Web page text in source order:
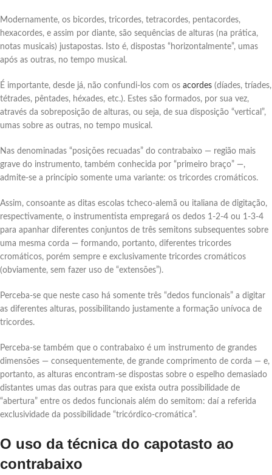
Modernamente, os bicordes, tricordes, tetracordes, pentacordes,
hexacordes, e assim por diante, são sequências de alturas (na prática,
notas musicais) justapostas. Isto é, dispostas “horizontalmente”, umas
após as outras, no tempo musical.
É importante, desde já, não confundi-los com os acordes (díades, tríades,
tétrades, pêntades, héxades, etc.). Estes são formados, por sua vez,
através da sobreposição de alturas, ou seja, de sua disposição “vertical”,
umas sobre as outras, no tempo musical.
Nas denominadas “posições recuadas” do contrabaixo ― região mais
grave do instrumento, também conhecida por “primeiro braço” ―,
admite-se a princípio somente uma variante: os tricordes cromáticos.
Assim, consoante as ditas escolas tcheco-alemã ou italiana de digitação,
respectivamente, o instrumentista empregará os dedos 1-2-4 ou 1-3-4
para apanhar diferentes conjuntos de três semitons subsequentes sobre
uma mesma corda ― formando, portanto, diferentes tricordes
cromáticos, porém sempre e exclusivamente tricordes cromáticos
(obviamente, sem fazer uso de “extensões”).
Perceba-se que neste caso há somente três “dedos funcionais” a digitar
as diferentes alturas, possibilitando justamente a formação unívoca de
tricordes.
Perceba-se também que o contrabaixo é um instrumento de grandes
dimensões ― consequentemente, de grande comprimento de corda ― e,
portanto, as alturas encontram-se dispostas sobre o espelho demasiado
distantes umas das outras para que exista outra possibilidade de
“abertura” entre os dedos funcionais além do semitom: daí a referida
exclusividade da possibilidade “tricórdico-cromática”.
O uso da técnica do capotasto ao
contrabaixo